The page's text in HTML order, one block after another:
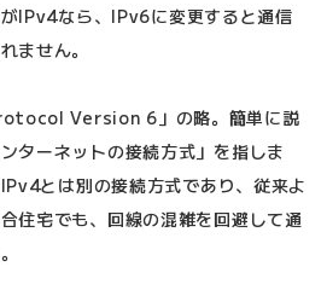
IPv4なら、IPv6に変更すると通信
ません。
Version 6」の略。簡単に説
ターネットの接続方式」を指しま
とは別の接続方式であり、従来よ
住宅でも、回線の混雑を回避して通